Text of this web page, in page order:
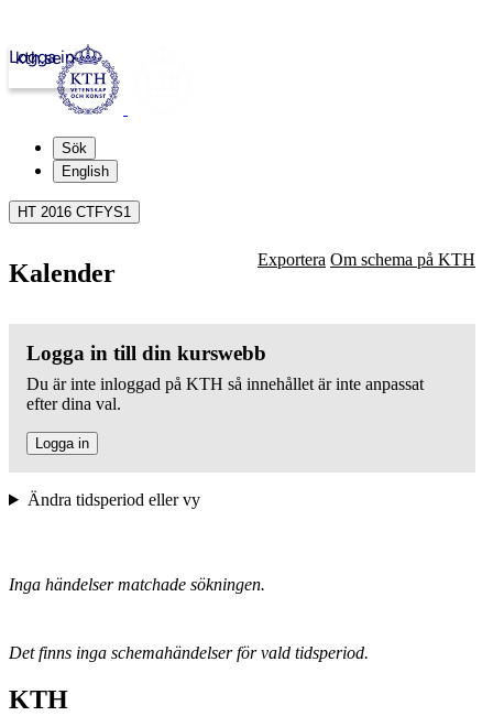
kth.se
Logga in
Sök
English
HT 2016 CTFYS1
Kalender Exportera Om schema på KTH
Logga in till din kurswebb
Du är inte inloggad på KTH så innehållet är inte anpassat
efter dina val.
Logga in
Ändra tidsperiod eller vy
Inga händelser matchade sökningen.
Det finns inga schemahändelser för vald tidsperiod.
KTH